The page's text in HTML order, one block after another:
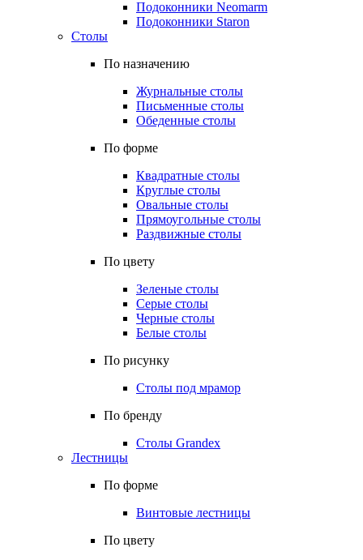
Подоконники Neomarm
Подоконники Staron
Столы
По назначению
Журнальные столы
Письменные столы
Обеденные столы
По форме
Квадратные столы
Круглые столы
Овальные столы
Прямоугольные столы
Раздвижные столы
По цвету
Зеленые столы
Серые столы
Черные столы
Белые столы
По рисунку
Столы под мрамор
По бренду
Столы Grandex
Лестницы
По форме
Винтовые лестницы
По цвету